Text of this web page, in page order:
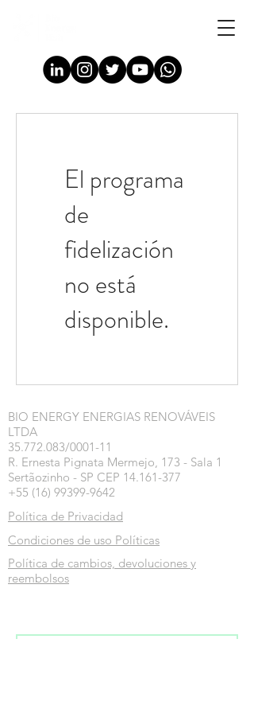
El programa
de
fidelización
no está
disponible.
BIO ENERGY ENERGIAS RENOVÁVEIS
LTDA
35.772.083/0001-11
R. Ernesta Pignata Mermejo, 173 - Sala 1
Sertãozinho - SP CEP 14.161-377
+55 (16) 99399-9642
Política de Privacidad
Condiciones de uso Políticas
Política de cambios, devoluciones y
reembolsos